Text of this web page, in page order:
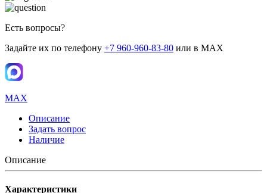
Есть вопросы?
Задайте их по телефону +7 960-960-83-80 или в MAX
MAX
Описание
Задать вопрос
Наличие
Описание
Характеристики